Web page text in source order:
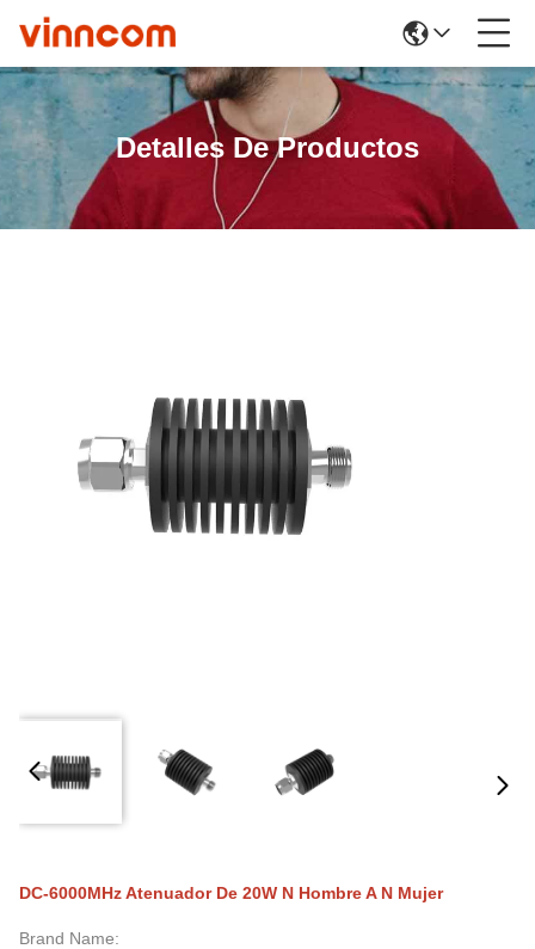
Detalles De Productos
DC-6000MHz Atenuador De 20W N Hombre A N Mujer
Brand Name: